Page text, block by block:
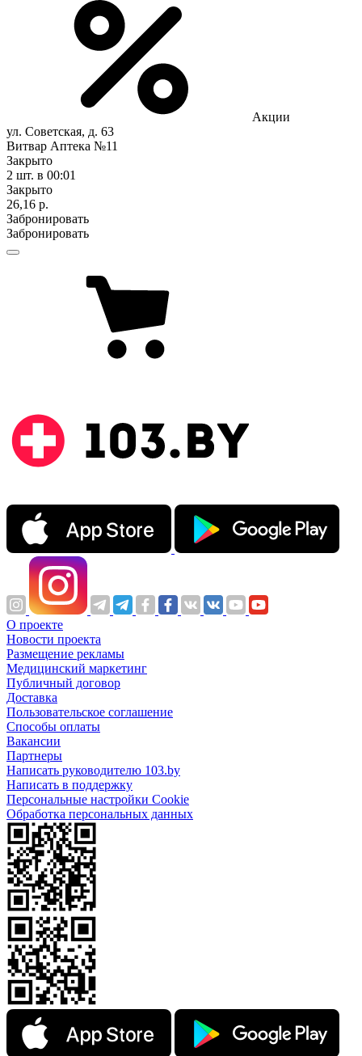
Акции
ул. Советская, д. 63
Витвар Аптека №11
Закрыто
2 шт. в 00:01
Закрыто
26,16 р.
Забронировать
Забронировать
О проекте
Новости проекта
Размещение рекламы
Медицинский маркетинг
Публичный договор
Доставка
Пользовательское соглашение
Способы оплаты
Вакансии
Партнеры
Написать руководителю 103.by
Написать в поддержку
Персональные настройки Cookie
Обработка персональных данных